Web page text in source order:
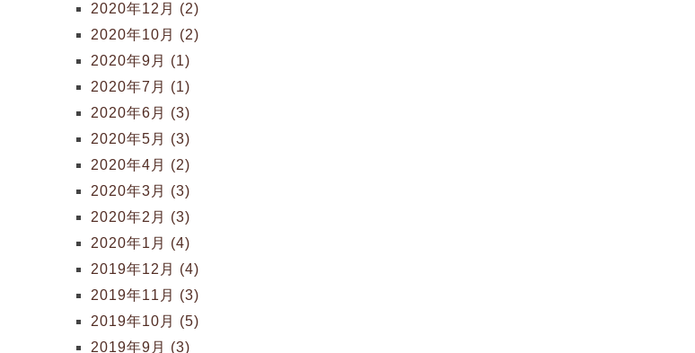
2020年12月 (2)
2020年10月 (2)
2020年9月 (1)
2020年7月 (1)
2020年6月 (3)
2020年5月 (3)
2020年4月 (2)
2020年3月 (3)
2020年2月 (3)
2020年1月 (4)
2019年12月 (4)
2019年11月 (3)
2019年10月 (5)
2019年9月 (3)